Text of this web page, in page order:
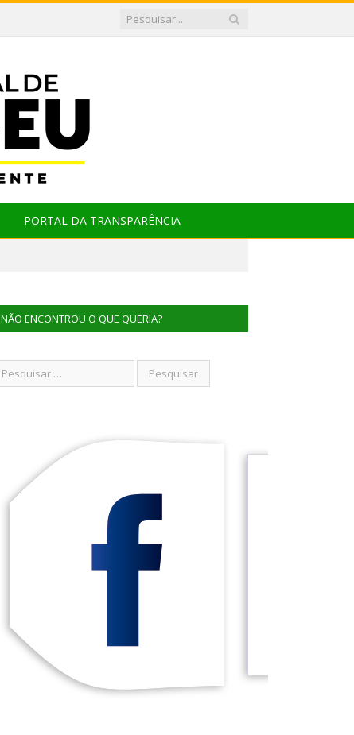
PORTAL DA TRANSPARÊNCIA
NÃO ENCONTROU O QUE QUERIA?